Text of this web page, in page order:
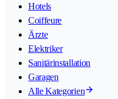
Hotels
Coiffeure
Ärzte
Elektriker
Sanitärinstallation
Garagen
Alle Kategorien